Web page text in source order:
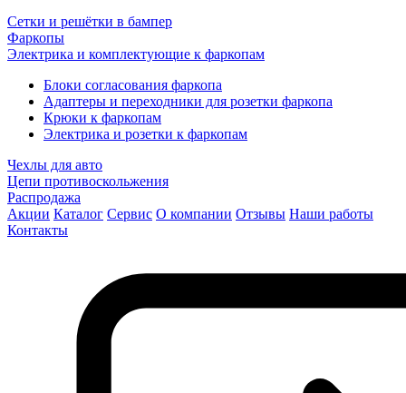
Сетки и решётки в бампер
Фаркопы
Электрика и комплектующие к фаркопам
Блоки согласования фаркопа
Адаптеры и переходники для розетки фаркопа
Крюки к фаркопам
Электрика и розетки к фаркопам
Чехлы для авто
Цепи противоскольжения
Распродажа
Акции Каталог Сервис О компании Отзывы Наши работы
Контакты